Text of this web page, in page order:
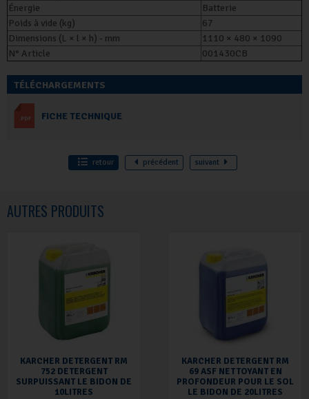
Énergie
Batterie
Poids à vide (kg)
67
Dimensions (L × l × h) - mm
1110 × 480 × 1090
N° Article
001430CB
TÉLÉCHARGEMENTS
FICHE TECHNIQUE
retour précédent suivant
AUTRES PRODUITS
KARCHER DETERGENT RM
752 DETERGENT
SURPUISSANT LE BIDON DE
10LITRES
KARCHER DETERGENT RM
69 ASF NETTOYANT EN
PROFONDEUR POUR LE SOL
LE BIDON DE 20LITRES